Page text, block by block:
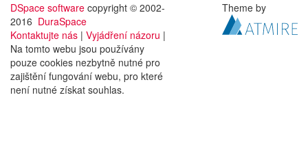
DSpace software copyright © 2002-
2016 DuraSpace
Kontaktujte nás | Vyjádření názoru |
Na tomto webu jsou používány
pouze cookies nezbytně nutné pro
zajištění fungování webu, pro které
není nutné získat souhlas.
Theme by